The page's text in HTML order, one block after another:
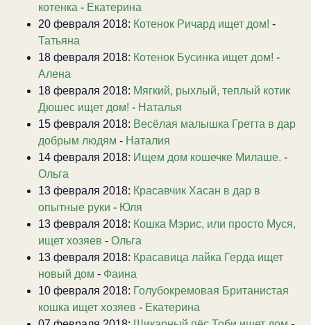
котенка - Екатерина
20 февраля 2018: Котенок Ричард ищет дом! -
Татьяна
18 февраля 2018: Котенок Бусинка ищет дом! -
Алена
18 февраля 2018: Мягкий, рыхлый, теплый котик
Дюшес ищет дом! - Наталья
15 февраля 2018: Весёлая малышка Гретта в дар
добрым людям - Наталия
14 февраля 2018: Ищем дом кошечке Милаше. -
Ольга
13 февраля 2018: Красавчик Хасан в дар в
опытные руки - Юля
13 февраля 2018: Кошка Мэрис, или просто Муся,
ищет хозяев - Ольга
13 февраля 2018: Красавица лайка Герда ищет
новый дом - Фаина
10 февраля 2018: Голубокремовая Британистая
кошка ищет хозяев - Екатерина